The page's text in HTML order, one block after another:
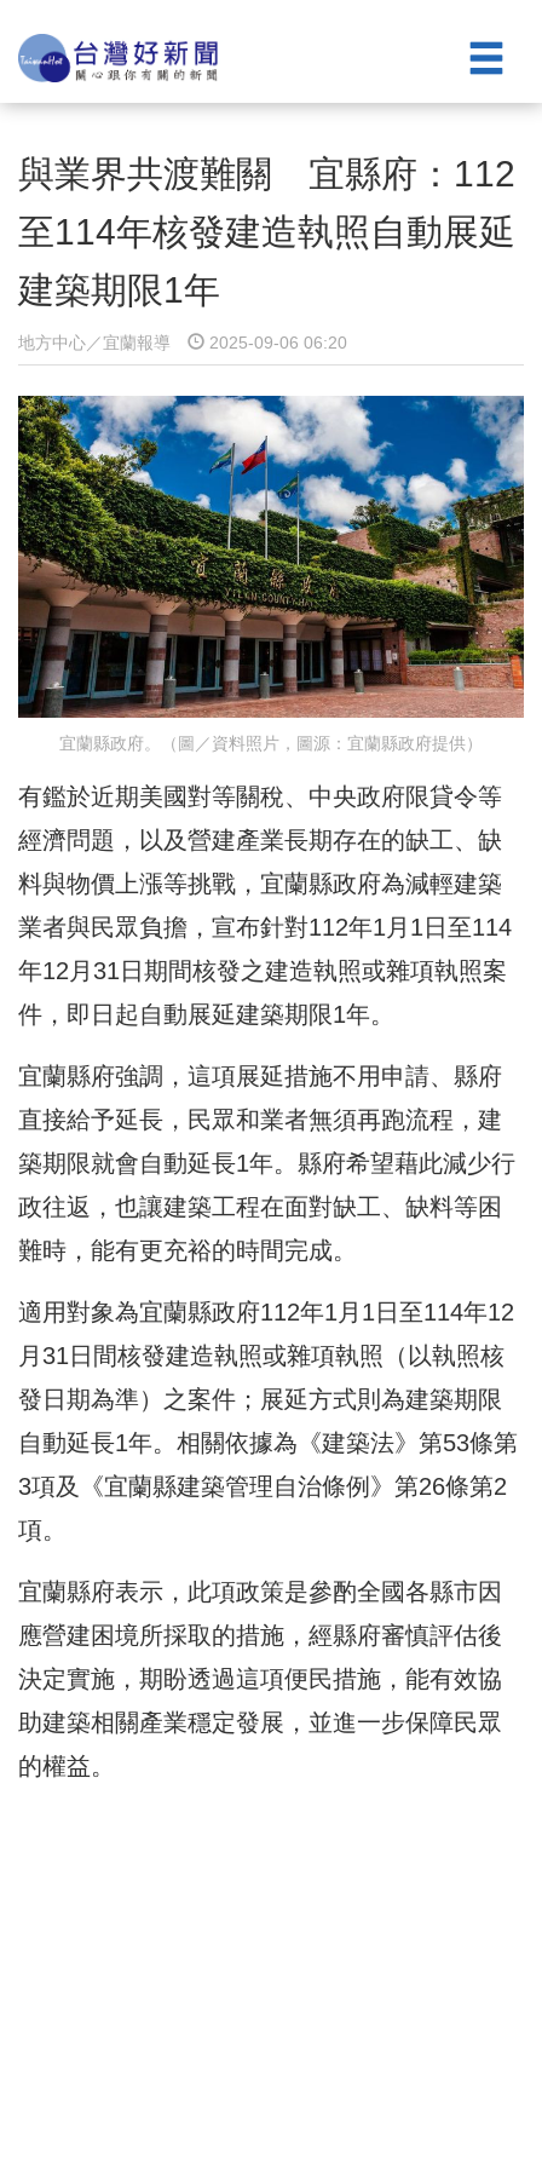
與業界共渡難關 宜縣府：112
至114年核發建造執照自動展延
建築期限1年
地方中心／宜蘭報導 2025-09-06 06:20
宜蘭縣政府。（圖／資料照片，圖源：宜蘭縣政府提供）
有鑑於近期美國對等關稅、中央政府限貸令等
經濟問題，以及營建產業長期存在的缺工、缺
料與物價上漲等挑戰，宜蘭縣政府為減輕建築
業者與民眾負擔，宣布針對112年1月1日至114
年12月31日期間核發之建造執照或雜項執照案
件，即日起自動展延建築期限1年。
宜蘭縣府強調，這項展延措施不用申請、縣府
直接給予延長，民眾和業者無須再跑流程，建
築期限就會自動延長1年。縣府希望藉此減少行
政往返，也讓建築工程在面對缺工、缺料等困
難時，能有更充裕的時間完成。
適用對象為宜蘭縣政府112年1月1日至114年12
月31日間核發建造執照或雜項執照（以執照核
發日期為準）之案件；展延方式則為建築期限
自動延長1年。相關依據為《建築法》第53條第
3項及《宜蘭縣建築管理自治條例》第26條第2
項。
宜蘭縣府表示，此項政策是參酌全國各縣市因
應營建困境所採取的措施，經縣府審慎評估後
決定實施，期盼透過這項便民措施，能有效協
助建築相關產業穩定發展，並進一步保障民眾
的權益。